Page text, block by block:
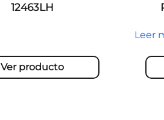
12463LH
Ver producto
Leer